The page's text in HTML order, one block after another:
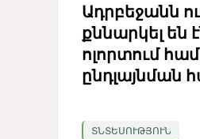
Ադրբեջանն
քննարկել են
ոլորտում
ընդլայնման
ՏՆՏԵՍՈՒԹՅՈՒՆ